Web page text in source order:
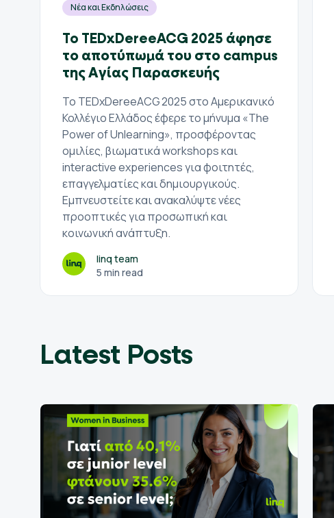
Νέα και Εκδηλώσεις
To TEDxDereeACG 2025 άφησε
το αποτύπωμά του στο campus
της Αγίας Παρασκευής
Το TEDxDereeACG 2025 στο Αμερικανικό
Κολλέγιο Ελλάδος έφερε το μήνυμα «The
Power of Unlearning», προσφέροντας
ομιλίες, βιωματικά workshops και
interactive experiences για φοιτητές,
επαγγελματίες και δημιουργικούς.
Εμπνευστείτε και ανακαλύψτε νέες
προοπτικές για προσωπική και
κοινωνική ανάπτυξη.
linq team
5 min read
Latest Posts